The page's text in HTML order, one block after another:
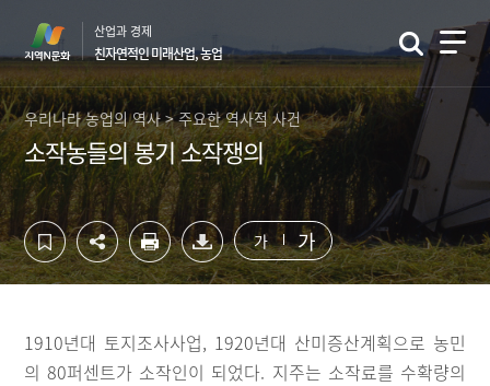
츠
영
역
바
로
가
기
영
역
바
로
가
기
산업과 경제
친자연적인 미래산업, 농업
우리나라 농업의 역사 > 주요한 역사적 사건
소작농들의 봉기 소작쟁의
가 가
1910년대 토지조사사업, 1920년대 산미증산계획으로 농민
의 80퍼센트가 소작인이 되었다. 지주는 소작료를 수확량의